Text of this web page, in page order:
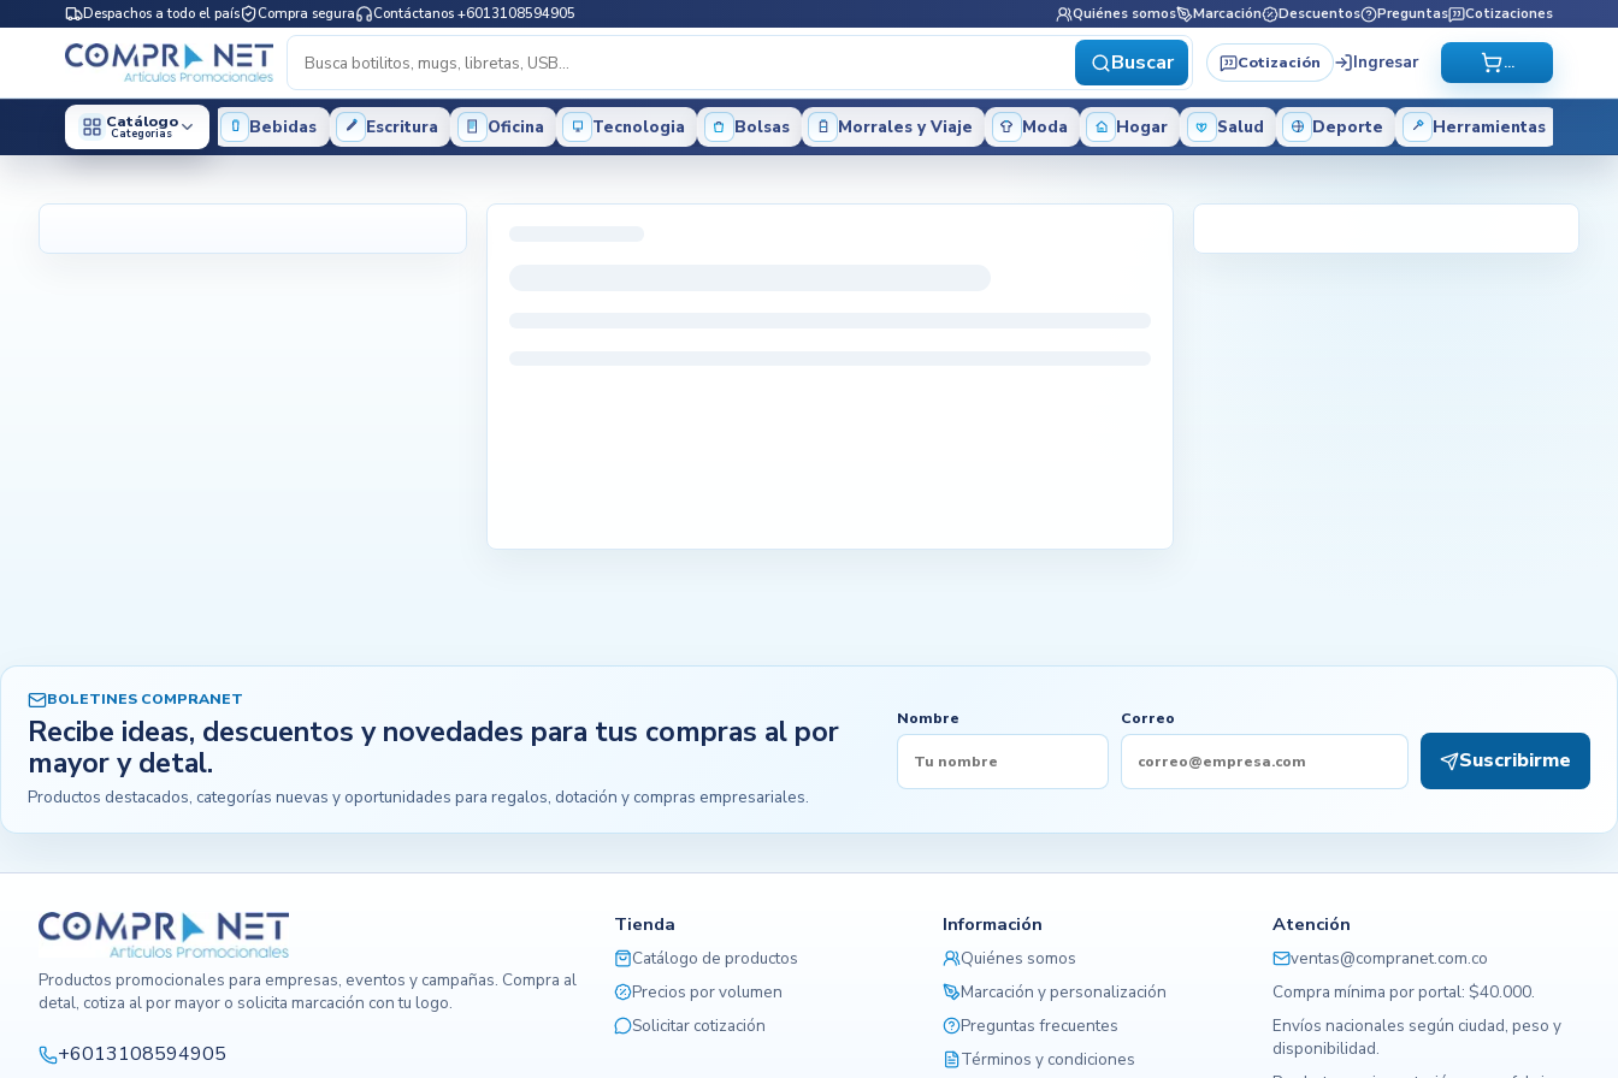
Despachos a todo el país Compra segura Contáctanos +6013108594905 Quiénes somos Marcación Descuentos Preguntas Cotizaciones
Buscar Cotización Ingresar ...
Catálogo
Categorias Bebidas Escritura Oficina Tecnologia Bolsas Morrales y Viaje Moda Hogar Salud Deporte Herramientas
BOLETINES COMPRANET
Recibe ideas, descuentos y novedades para tus compras al por
mayor y detal.
Productos destacados, categorías nuevas y oportunidades para regalos, dotación y compras empresariales.
Nombre Correo
Suscribirme
Productos promocionales para empresas, eventos y campañas. Compra al
detal, cotiza al por mayor o solicita marcación con tu logo.
+6013108594905
Tienda
Catálogo de productos
Precios por volumen
Solicitar cotización
Información
Quiénes somos
Marcación y personalización
Preguntas frecuentes
Términos y condiciones
Atención
ventas@compranet.com.co
Compra mínima por portal: $40.000.
Envíos nacionales según ciudad, peso y
disponibilidad.